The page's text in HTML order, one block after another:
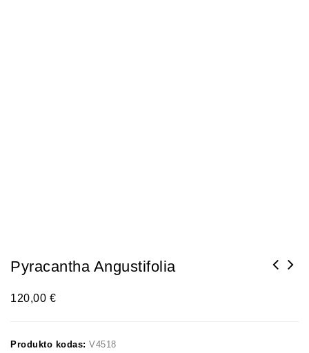
Pyracantha Angustifolia
120,00€
Produkto kodas: V4518